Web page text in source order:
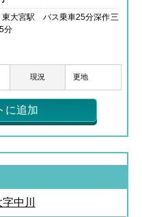
大宮駅 バス乗車25分深作三
分
現況 更地
に追加
中川